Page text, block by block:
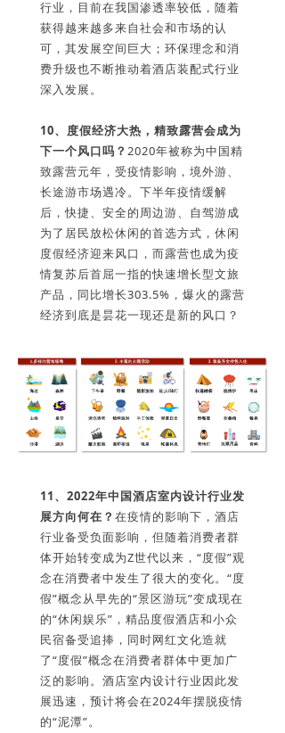
行业，目前在我国渗透率较低，随着
获得越来越多来自社会和市场的认
可，其发展空间巨大；环保理念和消
费升级也不断推动着酒店装配式行业
深入发展。
10、 度假经济大热，精致露营会成为
下一个风口吗？ 2020年被称为中国精
致露营元年，受疫情影响，境外游、
长途游市场遇冷。下半年疫情缓解
后，快捷、安全的周边游、自驾游成
为了居民放松休闲的首选方式，休闲
度假经济迎来风口，而露营也成为疫
情复苏后首屈一指的快速增长型文旅
产品，同比增长303.5%，爆火的露营
经济到底是昙花一现还是新的风口？
11、2022年中国酒店室内设计行业发
展方向何在？ 在疫情的影响下，酒店
行业备受负面影响，但随着消费者群
体开始转变成为Z世代以来，“度假”观
念在消费者中发生了很大的变化。“度
假”概念从早先的“景区游玩”变成现在
的“休闲娱乐”，精品度假酒店和小众
民宿备受追捧，同时网红文化造就
了“度假”概念在消费者群体中更加广
泛的影响。酒店室内设计行业因此发
展迅速，预计将会在2024年摆脱疫情
的“泥潭”。